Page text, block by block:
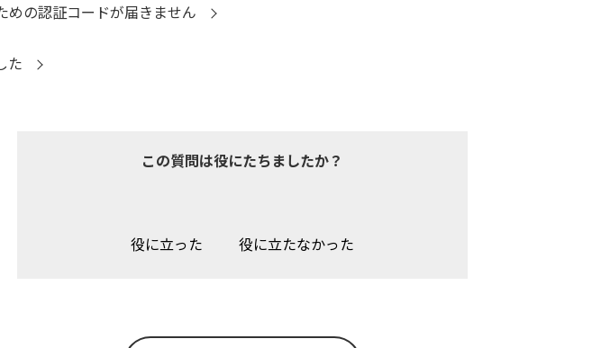
めの認証コードが届きません
た
この質問は役にたちましたか？
役に立った 役に立たなかった